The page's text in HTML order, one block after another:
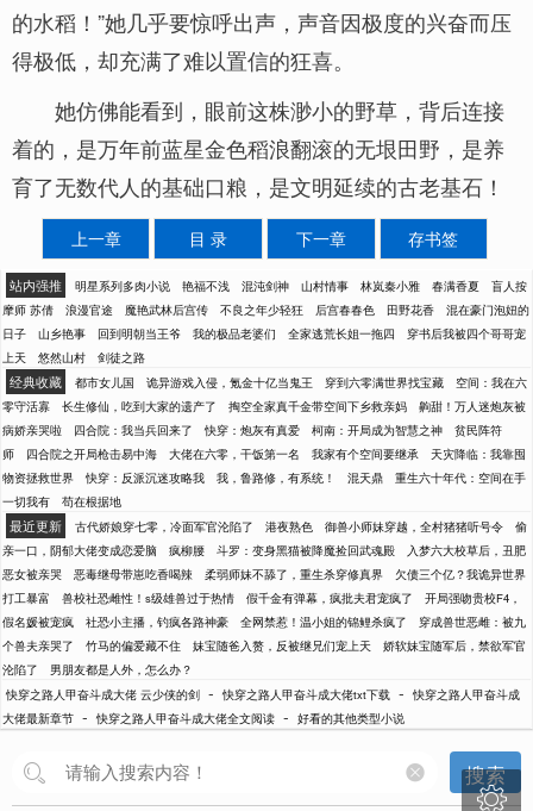
的水稻！”她几乎要惊呼出声，声音因极度的兴奋而压
得极低，却充满了难以置信的狂喜。
她仿佛能看到，眼前这株渺小的野草，背后连接
着的，是万年前蓝星金色稻浪翻滚的无垠田野，是养
育了无数代人的基础口粮，是文明延续的古老基石！
上一章 目 录 下一章 存书签
站内强推 明星系列多肉小说 艳福不浅 混沌剑神 山村情事 林岚秦小雅 春满香夏
盲人按
摩师 苏倩
浪漫官途 魔艳武林后宫传 不良之年少轻狂 后宫春春色 田野花香
混在豪门泡妞的
日子
山乡艳事 回到明朝当王爷 我的极品老婆们 全家逃荒长姐一拖四
穿书后我被四个哥哥宠
上天
悠然山村 剑徒之路
经典收藏 都市女儿国 诡异游戏入侵，氪金十亿当鬼王 穿到六零满世界找宝藏
空间：我在六
零守活寡
长生修仙，吃到大家的遗产了 掏空全家真千金带空间下乡救亲妈
齁甜！万人迷炮灰被
病娇亲哭啦
四合院：我当兵回来了 快穿：炮灰有真爱 柯南：开局成为智慧之神
贫民阵符
师
四合院之开局枪击易中海 大佬在六零，干饭第一名 我家有个空间要继承
天灾降临：我靠囤
物资拯救世界
快穿：反派沉迷攻略我 我，鲁路修，有系统！ 混天鼎
重生六十年代：空间在手
一切我有
苟在根据地
最近更新 古代娇娘穿七零，冷面军官沦陷了 港夜熟色 御兽小师妹穿越，全村猪猪听号令
偷
亲一口，阴郁大佬变成恋爱脑
疯柳腰 斗罗：变身黑猫被降魔捡回武魂殿
入梦六大校草后，丑肥
恶女被亲哭
恶毒继母带崽吃香喝辣 柔弱师妹不舔了，重生杀穿修真界
欠债三个亿？我诡异世界
打工暴富
兽校社恐雌性！s级雄兽过于热情 假千金有弹幕，疯批夫君宠疯了
开局强吻贵校F4，
假名媛被宠疯
社恐小主播，钓疯各路神豪 全网禁惹！温小姐的锦鲤杀疯了
穿成兽世恶雌：被九
个兽夫亲哭了
竹马的偏爱藏不住 妹宝随爸入赘，反被继兄们宠上天
娇软妹宝随军后，禁欲军官
沦陷了
男朋友都是人外，怎么办？
快穿之路人甲奋斗成大佬 云少侠的剑 - 快穿之路人甲奋斗成大佬txt下载 - 快穿之路人甲奋斗成
大佬最新章节 - 快穿之路人甲奋斗成大佬全文阅读 - 好看的其他类型小说
搜索
